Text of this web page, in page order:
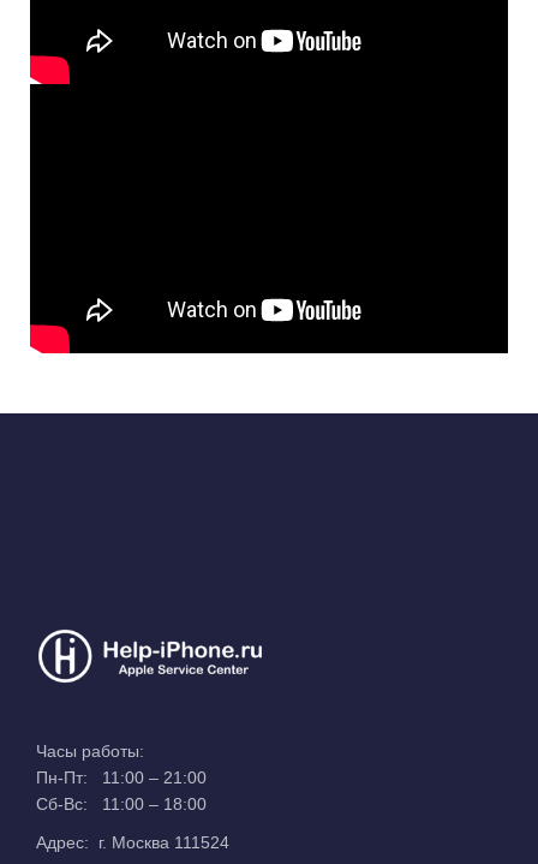
Часы работы:
Пн-Пт: 11:00 – 21:00
Сб-Вс: 11:00 – 18:00
Адрес: г. Москва 111524